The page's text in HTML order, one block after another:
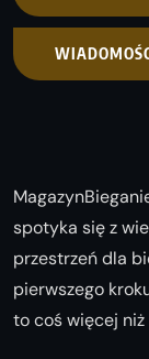
spotyka się z
przestrzeń dla
pierwszego
to coś więcej